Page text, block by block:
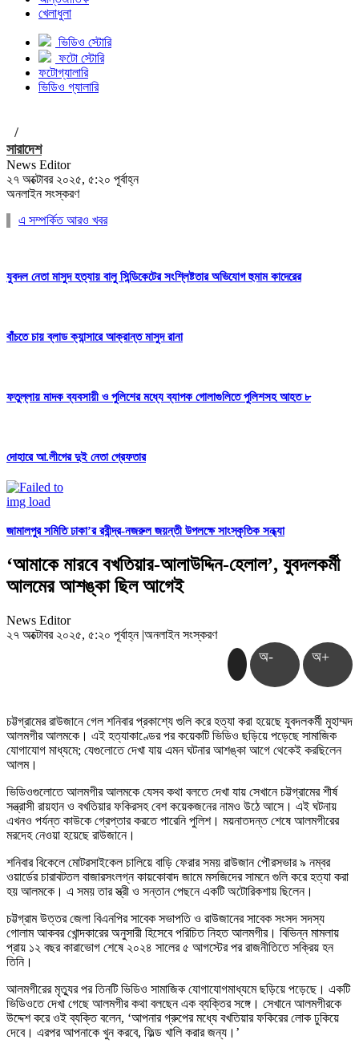
খেলাধুলা
ভিডিও স্টোরি
ফটো স্টোরি
ফটোগ্যালারি
ভিডিও গ্যালারি
/
সারাদেশ
News Editor
২৭ অক্টোবর ২০২৫, ৫:২০ পূর্বাহ্ন
অনলাইন সংস্করণ
এ সম্পর্কিত আরও খবর
যুবদল নেতা মাসুদ হত্যায় বালু সিন্ডিকেটের সংশ্লিষ্টতার অভিযোগ হুমাম কাদেরের
বাঁচতে চায় ব্লাড ক্যান্সারে আক্রান্ত মাসুদ রানা
ফতুল্লায় মাদক ব্যবসায়ী ও পুলিশের মধ্যে ব্যাপক গোলাগুলিতে পুলিশসহ আহত ৮
দোহারে আ.লীগের দুই নেতা গ্রেফতার
জামালপুর সমিতি ঢাকা’র রবীন্দ্র-নজরুল জয়ন্তী উপলক্ষে সাংস্কৃতিক সন্ধ্যা
‘আমাকে মারবে বখতিয়ার-আলাউদ্দিন-হেলাল’, যুবদলকর্মী
আলমের আশঙ্কা ছিল আগেই
News Editor
২৭ অক্টোবর ২০২৫, ৫:২০ পূর্বাহ্ন |অনলাইন সংস্করণ
অ- অ+
চট্টগ্রামের রাউজানে গেল শনিবার প্রকাশ্যে গুলি করে হত্যা করা হয়েছে যুবদলকর্মী মুহাম্মদ
আলমগীর আলমকে। এই হত্যাকাণ্ডের পর কয়েকটি ভিডিও ছড়িয়ে পড়েছে সামাজিক
যোগাযোগ মাধ্যমে; যেগুলোতে দেখা যায় এমন ঘটনার আশঙ্কা আগে থেকেই করছিলেন
আলম।
ভিডিওগুলোতে আলমগীর আলমকে যেসব কথা বলতে দেখা যায় সেখানে চট্টগ্রামের শীর্ষ
সন্ত্রাসী রায়হান ও বখতিয়ার ফকিরসহ বেশ কয়েকজনের নামও উঠে আসে। এই ঘটনায়
এখনও পর্যন্ত কাউকে গ্রেপ্তার করতে পারেনি পুলিশ। ময়নাতদন্ত শেষে আলমগীরের
মরদেহ নেওয়া হয়েছে রাউজানে।
শনিবার বিকেলে মোটরসাইকেল চালিয়ে বাড়ি ফেরার সময় রাউজান পৌরসভার ৯ নম্বর
ওয়ার্ডের চারাবটতল বাজারসংলগ্ন কায়কোবাদ জামে মসজিদের সামনে গুলি করে হত্যা করা
হয় আলমকে। এ সময় তার স্ত্রী ও সন্তান পেছনে একটি অটোরিকশায় ছিলেন।
চট্টগ্রাম উত্তর জেলা বিএনপির সাবেক সভাপতি ও রাউজানের সাবেক সংসদ সদস্য
গোলাম আকবর খোন্দকারের অনুসারী হিসেবে পরিচিত নিহত আলমগীর। বিভিন্ন মামলায়
প্রায় ১২ বছর কারাভোগ শেষে ২০২৪ সালের ৫ আগস্টের পর রাজনীতিতে সক্রিয় হন
তিনি।
আলমগীরের মৃত্যুর পর তিনটি ভিডিও সামাজিক যোগাযোগমাধ্যমে ছড়িয়ে পড়েছে। একটি
ভিডিওতে দেখা গেছে আলমগীর কথা বলছেন এক ব্যক্তির সঙ্গে। সেখানে আলমগীরকে
উদ্দেশ করে ওই ব্যক্তি বলেন, ‘আপনার গ্রুপের মধ্যে বখতিয়ার ফকিরের লোক ঢুকিয়ে
দেবে। এরপর আপনাকে খুন করবে, ফিল্ড খালি করার জন্য।’